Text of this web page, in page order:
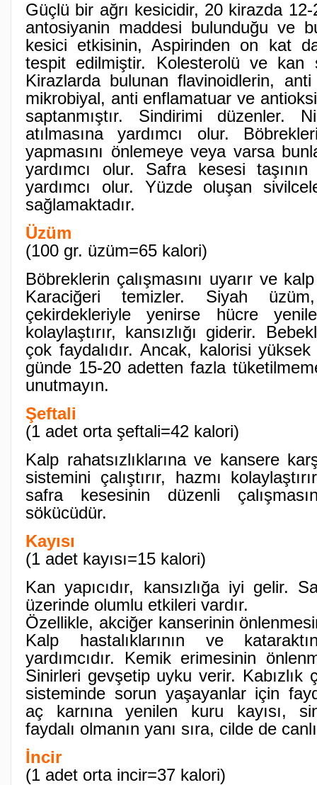
Güçlü bir ağrı kesicidir, 20 kirazda 12-
antosiyanin maddesi bulunduğu ve
kesici etkisinin, Aspirinden on kat
tespit edilmiştir. Kolesterolü ve kan
Kirazlarda bulunan flavinoidlerin,
mikrobiyal, anti enflamatuar ve
saptanmıştır. Sindirimi düzenler.
atılmasına yardımcı olur.
yapmasını önlemeye veya varsa
yardımcı olur. Safra kesesi
yardımcı olur. Yüzde oluşan
sağlamaktadır.
Üzüm
(100 gr. üzüm=65 kalori)
Böbreklerin çalışmasını uyarır ve
Karaciğeri temizler. Siyah
çekirdekleriyle yenirse hücre
kolaylaştırır, kansızlığı giderir.
çok faydalıdır. Ancak, kalorisi
günde 15-20 adetten fazla
unutmayın.
Şeftali
(1 adet orta şeftali=42 kalori)
Kalp rahatsızlıklarına ve kansere
sistemini çalıştırır, hazmı
safra kesesinin düzenli
sökücüdür.
Kayısı
(1 adet kayısı=15 kalori)
Kan yapıcıdır, kansızlığa iyi gelir.
üzerinde olumlu etkileri vardır.
Özellikle, akciğer kanserinin
Kalp hastalıklarının ve
yardımcıdır. Kemik erimesinin
Sinirleri gevşetip uyku verir. Kabızlık
sisteminde sorun yaşayanlar için
aç karnına yenilen kuru kayısı,
faydalı olmanın yanı sıra, cilde de
İncir
(1 adet orta incir=37 kalori)